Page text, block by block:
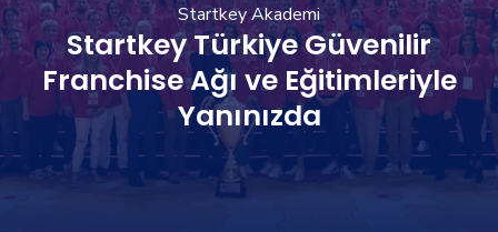
Startkey Akademi
Startkey Türkiye Güvenilir
Franchise Ağı ve Eğitimleriyle
Yanınızda